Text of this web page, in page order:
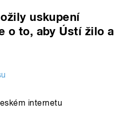
uskupení
o to, aby Ústí žilo a
internetu